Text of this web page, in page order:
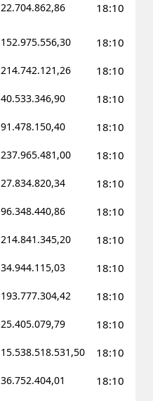
22.704.862,86 18:10
152.975.556,30 18:10
214.742.121,26 18:10
40.533.346,90 18:10
91.478.150,40 18:10
237.965.481,00 18:10
27.834.820,34 18:10
96.348.440,86 18:10
214.841.345,20 18:10
34.944.115,03 18:10
193.777.304,42 18:10
25.405.079,79 18:10
15.538.518.531,50 18:10
36.752.404,01 18:10